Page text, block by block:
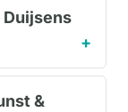
Duijsens
&